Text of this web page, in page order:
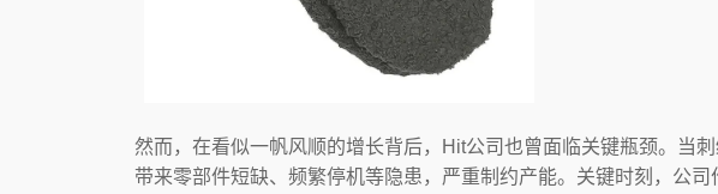
然而，在看似一帆风顺的增长背后，Hit公司也曾面临关键瓶颈。当
带来零部件短缺、频繁停机等隐患，严重制约产能。关键时刻，公